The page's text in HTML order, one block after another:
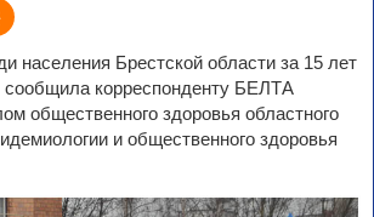
населения Брестской области за 15 лет
сообщила корреспонденту БЕЛТА
общественного здоровья областного
и общественного здоровья